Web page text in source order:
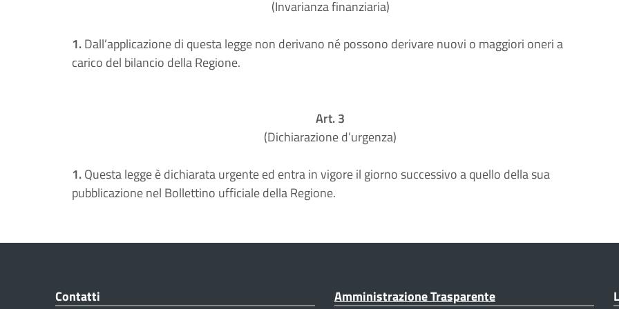
(Invarianza finanziaria)
1.Dall’applicazione di questa legge non derivano né possono derivare nuovi o maggiori oneri a
carico del bilancio della Regione.
Art. 3
(Dichiarazione d’urgenza)
1.Questa legge è dichiarata urgente ed entra in vigore il giorno successivo a quello della sua
pubblicazione nel Bollettino ufficiale della Regione.
Contatti Amministrazione Trasparente